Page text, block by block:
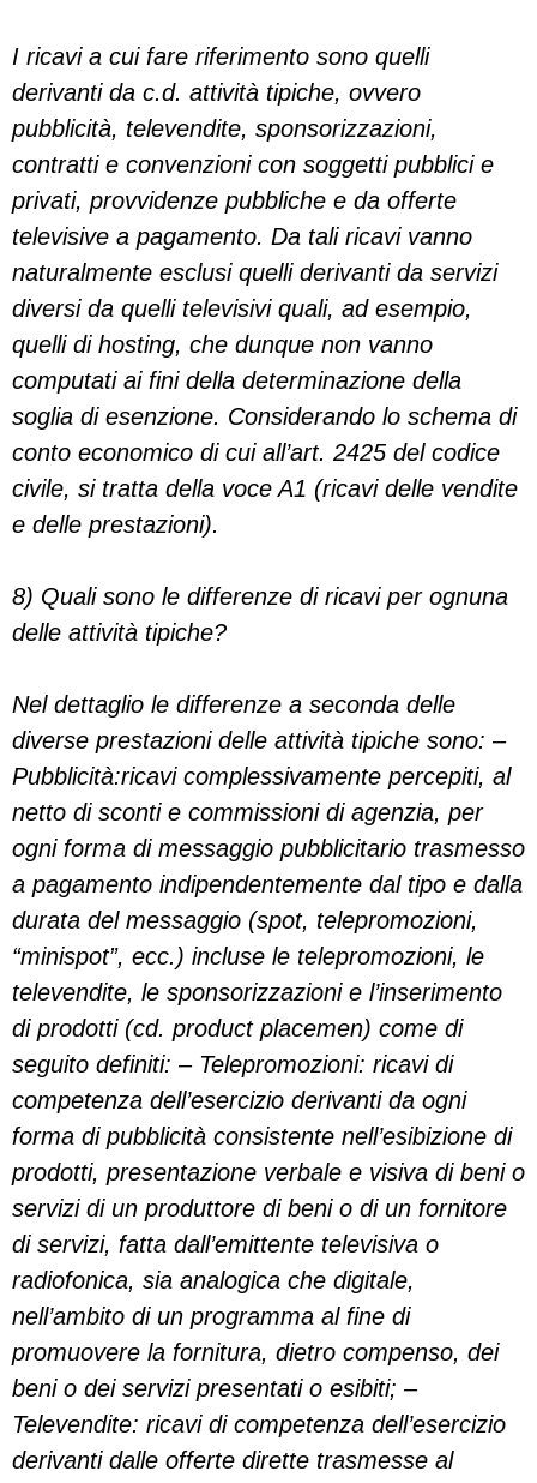
I ricavi a cui fare riferimento sono quelli
derivanti da c.d. attività tipiche, ovvero
pubblicità, televendite, sponsorizzazioni,
contratti e convenzioni con soggetti pubblici e
privati, provvidenze pubbliche e da offerte
televisive a pagamento. Da tali ricavi vanno
naturalmente esclusi quelli derivanti da servizi
diversi da quelli televisivi quali, ad esempio,
quelli di hosting, che dunque non vanno
computati ai fini della determinazione della
soglia di esenzione. Considerando lo schema di
conto economico di cui all’art. 2425 del codice
civile, si tratta della voce A1 (ricavi delle vendite
e delle prestazioni).
8) Quali sono le differenze di ricavi per ognuna
delle attività tipiche?
Nel dettaglio le differenze a seconda delle
diverse prestazioni delle attività tipiche sono: –
Pubblicità:ricavi complessivamente percepiti, al
netto di sconti e commissioni di agenzia, per
ogni forma di messaggio pubblicitario trasmesso
a pagamento indipendentemente dal tipo e dalla
durata del messaggio (spot, telepromozioni,
“minispot”, ecc.) incluse le telepromozioni, le
televendite, le sponsorizzazioni e l’inserimento
di prodotti (cd. product placemen) come di
seguito definiti: – Telepromozioni: ricavi di
competenza dell’esercizio derivanti da ogni
forma di pubblicità consistente nell’esibizione di
prodotti, presentazione verbale e visiva di beni o
servizi di un produttore di beni o di un fornitore
di servizi, fatta dall’emittente televisiva o
radiofonica, sia analogica che digitale,
nell’ambito di un programma al fine di
promuovere la fornitura, dietro compenso, dei
beni o dei servizi presentati o esibiti; –
Televendite: ricavi di competenza dell’esercizio
derivanti dalle offerte dirette trasmesse al